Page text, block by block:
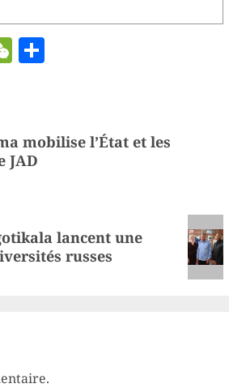
WeChat
mobilise l’État et les
JAD
lancent une
russes